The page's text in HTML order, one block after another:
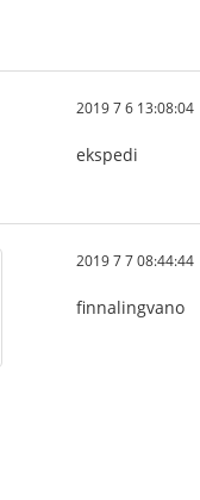
2019 7 6 13:08:04
ekspedi
2019 7 7 08:44:44
finnalingvano